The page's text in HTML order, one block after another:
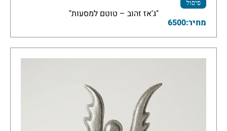
פיסול
"ג'אז זהוב – טוטם למסעות"
מחיר:6500